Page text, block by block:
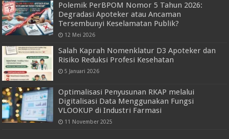
Polemik PerBPOM Nomor 5 Tahun 2026:
Degradasi Apoteker atau Ancaman
Tersembunyi Keselamatan Publik?
12 Mei 2026
Salah Kaprah Nomenklatur D3 Apoteker dan
Risiko Reduksi Profesi Kesehatan
5 Januari 2026
Optimalisasi Penyusunan RKAP melalui
Digitalisasi Data Menggunakan Fungsi
VLOOKUP di Industri Farmasi
11 November 2025